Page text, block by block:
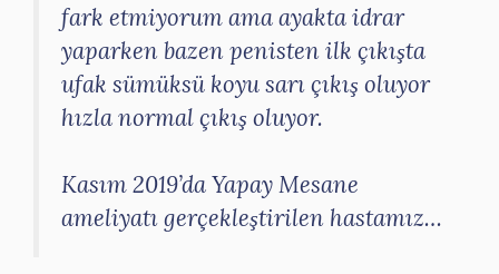
fark etmiyorum ama ayakta idrar
yaparken bazen penisten ilk çıkışta
ufak sümüksü koyu sarı çıkış oluyor
hızla normal çıkış oluyor.
Kasım 2019’da Yapay Mesane
ameliyatı gerçekleştirilen hastamız…